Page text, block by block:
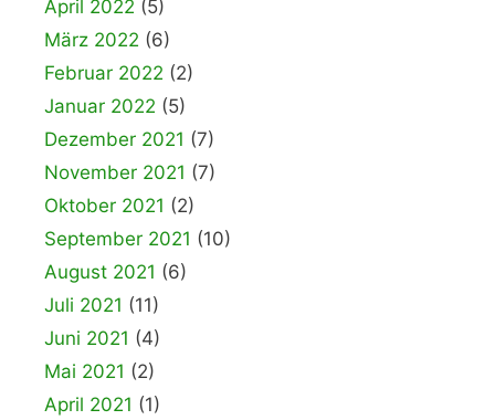
April 2022 (5)
März 2022 (6)
Februar 2022 (2)
Januar 2022 (5)
Dezember 2021 (7)
November 2021 (7)
Oktober 2021 (2)
September 2021 (10)
August 2021 (6)
Juli 2021 (11)
Juni 2021 (4)
Mai 2021 (2)
April 2021 (1)